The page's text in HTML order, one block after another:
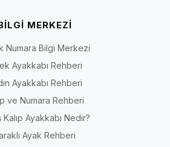
MERKEZİ
Numara Bilgi Merkezi
Ayakkabı Rehberi
Ayakkabı Rehberi
ve Numara Rehberi
Kalıp Ayakkabı Nedir?
Ayak Rehberi